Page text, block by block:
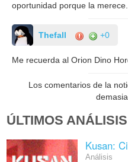
oportunidad porque la merece.
Thefall +0
Me recuerda al Orion Dino
Los comentarios de la
ÚLTIMOS ANÁLISIS
Kusan:
Análisis